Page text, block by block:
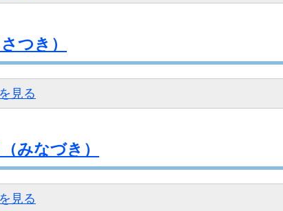
つき）
見る
みなづき）
見る